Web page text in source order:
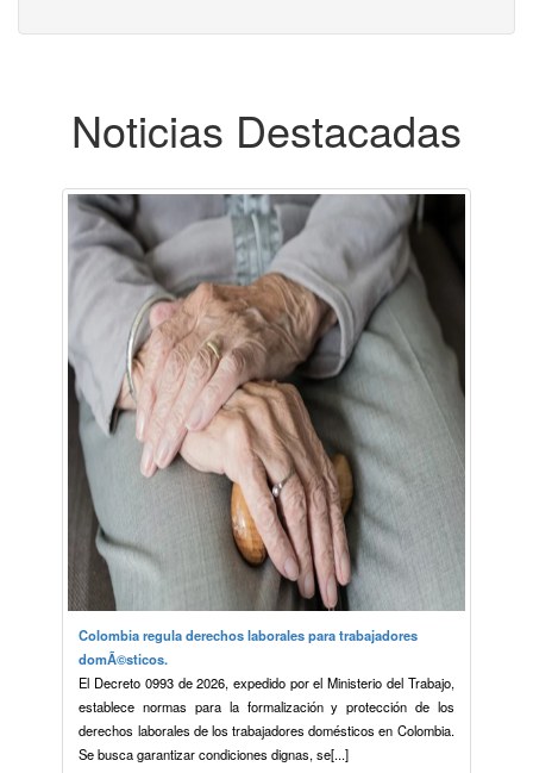
Noticias Destacadas
Colombia regula derechos laborales para trabajadores
domÃ©sticos.
El Decreto 0993 de 2026, expedido por el Ministerio del Trabajo,
establece normas para la formalización y protección de los
derechos laborales de los trabajadores domésticos en Colombia.
Se busca garantizar condiciones dignas, se[...]